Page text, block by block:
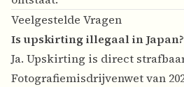
Veelgestelde Vragen
Is upskirting illegaal in Japan?
Ja. Upskirting is direct
Fotografiemisdrijvenwet van